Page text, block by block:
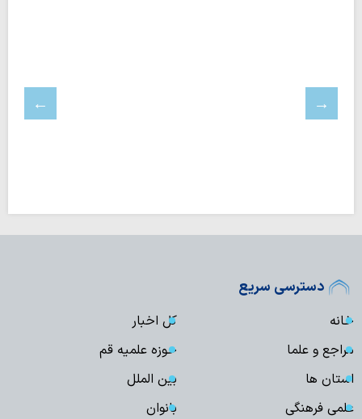
دسترسی سریع
خانه
کل اخبار
مراجع و علما
حوزه علمیه قم
استان ها
بین الملل
علمی فرهنگی
بانوان